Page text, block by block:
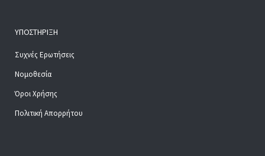
ΥΠΟΣΤΉΡΙΞΗ
Συχνές Ερωτήσεις
Νομοθεσία
Όροι Χρήσης
Πολιτική Απορρήτου